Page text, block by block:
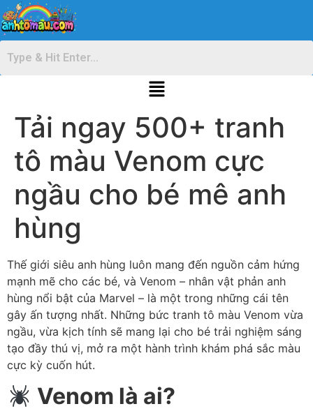
Tải ngay 500+ tranh
tô màu Venom cực
ngầu cho bé mê anh
hùng
Thế giới siêu anh hùng luôn mang đến nguồn cảm hứng
mạnh mẽ cho các bé, và Venom – nhân vật phản anh
hùng nổi bật của Marvel – là một trong những cái tên
gây ấn tượng nhất. Những bức tranh tô màu Venom vừa
ngầu, vừa kịch tính sẽ mang lại cho bé trải nghiệm sáng
tạo đầy thú vị, mở ra một hành trình khám phá sắc màu
cực kỳ cuốn hút.
Venom là ai?